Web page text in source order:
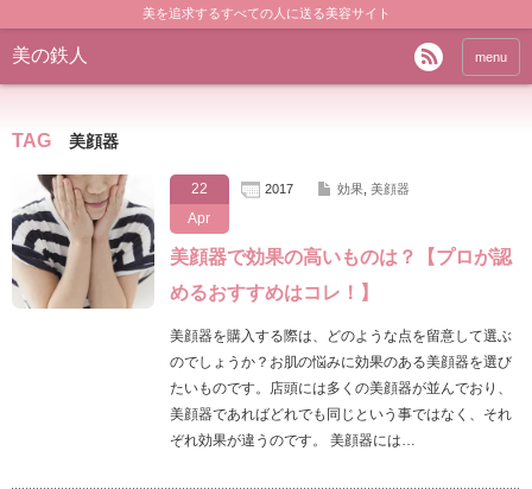
美を追求するすべての人に送る美容サイト
美の鉄人 menu
TAG 美顔器
22
Apr
2017 効果, 美顔器
美顔器で効果の高いものは？【プロが認
めるおすすめはコレ！】
美顔器を購入する際は、どのような点を留意して選ぶ
のでしょうか？お肌の悩みに効果のある美顔器を選び
たいものです。店頭には多くの美顔器が並んでおり、
美顔器であればどれでも同じという事ではなく、それ
ぞれ効果が違うのです。 美顔器には…